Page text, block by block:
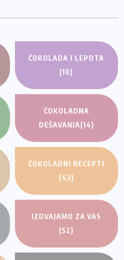
ČOKOLADA I LEPOTA
(10)
ČOKOLADNA
DEŠAVANJA(14)
ČOKOLADNI RECEPTI
(43)
IZDVAJAMO ZA VAS
(52)